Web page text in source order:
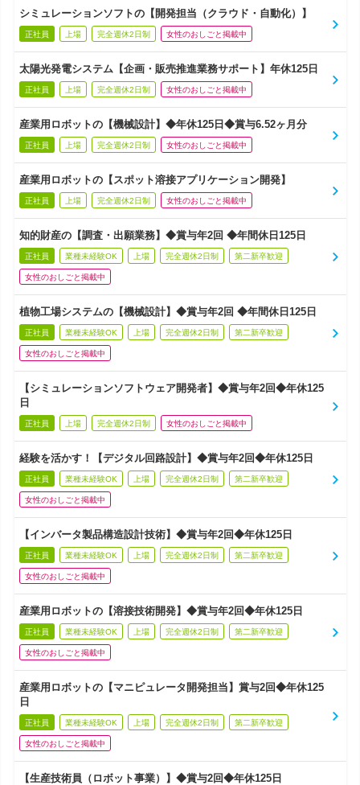
シミュレーションソフトの【開発担当（クラウド・自動化）】
正社員 上場 完全週休2日制 女性のおしごと掲載中
太陽光発電システム【企画・販売推進業務サポート】年休125日
正社員 上場 完全週休2日制 女性のおしごと掲載中
産業用ロボットの【機械設計】◆年休125日◆賞与6.52ヶ月分
正社員 上場 完全週休2日制 女性のおしごと掲載中
産業用ロボットの【スポット溶接アプリケーション開発】
正社員 上場 完全週休2日制 女性のおしごと掲載中
知的財産の【調査・出願業務】◆賞与年2回 ◆年間休日125日
正社員 業種未経験OK 上場 完全週休2日制 第二新卒歓迎
女性のおしごと掲載中
植物工場システムの【機械設計】◆賞与年2回 ◆年間休日125日
正社員 業種未経験OK 上場 完全週休2日制 第二新卒歓迎
女性のおしごと掲載中
【シミュレーションソフトウェア開発者】◆賞与年2回◆年休125
日
正社員 上場 完全週休2日制 女性のおしごと掲載中
経験を活かす！【デジタル回路設計】◆賞与年2回◆年休125日
正社員 業種未経験OK 上場 完全週休2日制 第二新卒歓迎
女性のおしごと掲載中
【インバータ製品構造設計技術】◆賞与年2回◆年休125日
正社員 業種未経験OK 上場 完全週休2日制 第二新卒歓迎
女性のおしごと掲載中
産業用ロボットの【溶接技術開発】◆賞与年2回◆年休125日
正社員 業種未経験OK 上場 完全週休2日制 第二新卒歓迎
女性のおしごと掲載中
産業用ロボットの【マニピュレータ開発担当】賞与2回◆年休125
日
正社員 業種未経験OK 上場 完全週休2日制 第二新卒歓迎
女性のおしごと掲載中
【生産技術員（ロボット事業）】◆賞与2回◆年休125日